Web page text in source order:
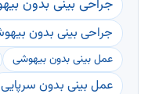
جراحی بینی بدون
جراحی بینی بدون
عمل بینی بدون بیهوشی
عمل بینی بدون سرپایی